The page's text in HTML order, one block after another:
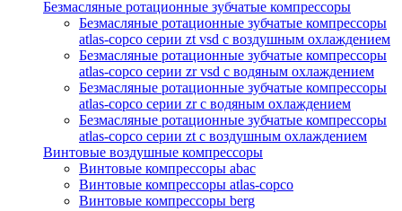
Безмасляные ротационные зубчатые компрессоры
Безмасляные ротационные зубчатые компрессоры
atlas-copco серии zt vsd с воздушным охлаждением
Безмасляные ротационные зубчатые компрессоры
atlas-copco серии zr vsd с водяным охлаждением
Безмасляные ротационные зубчатые компрессоры
atlas-copco серии zr с водяным охлаждением
Безмасляные ротационные зубчатые компрессоры
atlas-copco серии zt с воздушным охлаждением
Винтовые воздушные компрессоры
Винтовые компрессоры abac
Винтовые компрессоры atlas-copco
Винтовые компрессоры berg